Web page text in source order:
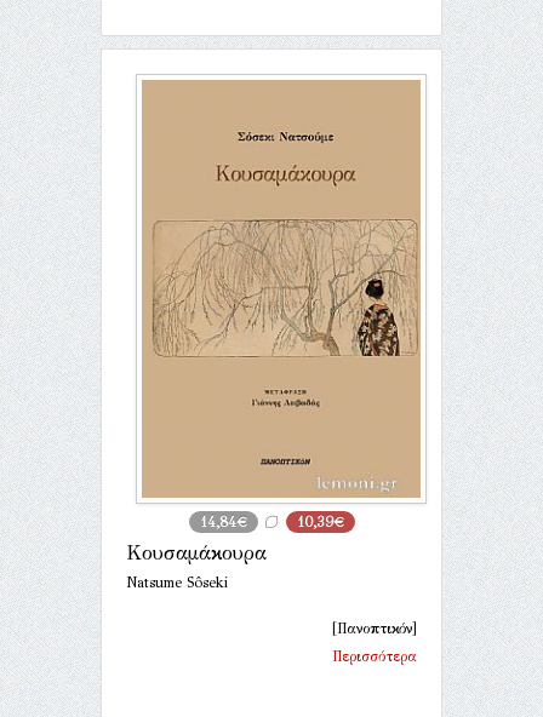
14,84€ 10,39€
Κουσαμάκουρα
Natsume Sôseki
[Πανοπτικόν]
Περισσότερα